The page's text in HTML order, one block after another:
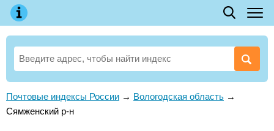
Почтовые индексы России → Вологодская область →
Сямженский р-н